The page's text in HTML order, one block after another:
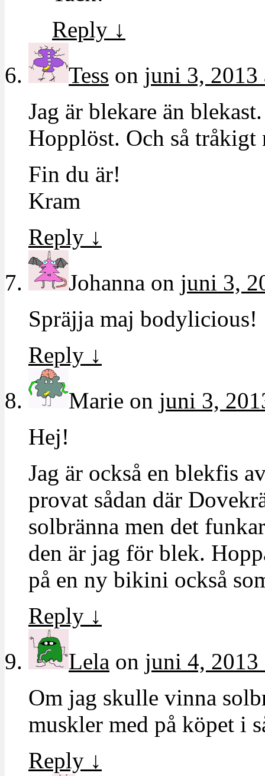
Reply ↓
Tess on juni 3, 2013
Jag är blekare än
Hopplöst. Och så
Fin du är!
Kram
Reply ↓
Johanna on juni 3,
Spräjja maj bodylicious!
Reply ↓
Marie on juni 3,
Hej!
Jag är också en blekfis
provat sådan där
solbränna men det
den är jag för blek.
på en ny bikini också
Reply ↓
Lela on juni 4, 2013
Om jag skulle vinna
muskler med på köpet i
Reply ↓